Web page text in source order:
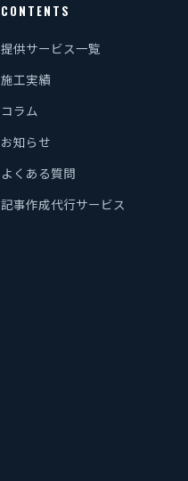
CONTENTS
提供サービス一覧
施工実績
コラム
お知らせ
よくある質問
記事作成代行サービス